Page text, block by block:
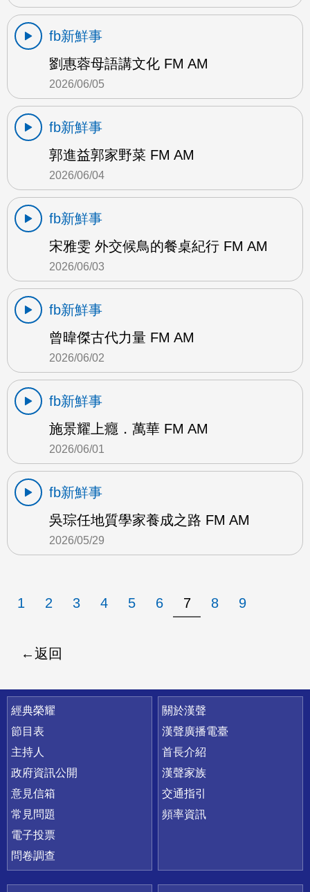
fb新鮮事
劉惠蓉母語講文化 FM AM
2026/06/05
fb新鮮事
郭進益郭家野菜 FM AM
2026/06/04
fb新鮮事
宋雅雯 外交候鳥的餐桌紀行 FM AM
2026/06/03
fb新鮮事
曾暐傑古代力量 FM AM
2026/06/02
fb新鮮事
施景耀上癮．萬華 FM AM
2026/06/01
fb新鮮事
吳琮任地質學家養成之路 FM AM
2026/05/29
1 2 3 4 5 6 7 8 9
返回
快速連結
經典榮耀
節目表
主持人
政府資訊公開
意見信箱
常見問題
電子投票
問卷調查
關於漢聲
漢聲廣播電臺
首長介紹
漢聲家族
交通指引
頻率資訊